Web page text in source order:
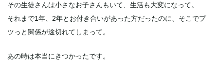
その生徒さんは小さなお子さんもいて、生活も大変になって。
それまで1年、2年とお付き合いがあった方だったのに、そこでプ
ツっと関係が途切れてしまって。
あの時は本当にきつかったです。